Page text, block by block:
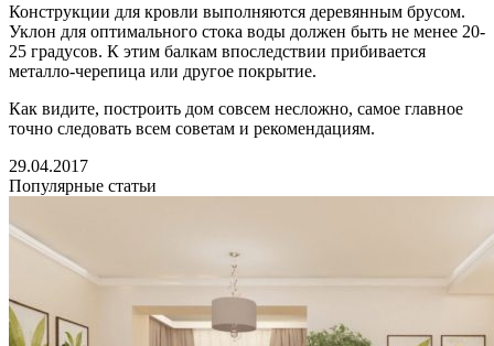
Конструкции для кровли выполняются деревянным брусом.
Уклон для оптимального стока воды должен быть не менее 20-
25 градусов. К этим балкам впоследствии прибивается
металло-черепица или другое покрытие.
Как видите, построить дом совсем несложно, самое главное
точно следовать всем советам и рекомендациям.
29.04.2017
Популярные статьи